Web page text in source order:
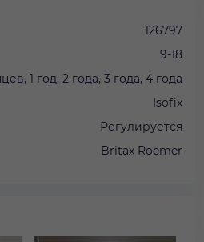
126797
9-18
1 год, 2 года, 3 года, 4 года
Isofix
Регулируется
Britax Roemer